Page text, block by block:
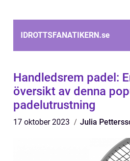
IDROTTSFANATIKERN.se
Handledsrem padel:
översikt av denna
padelutrustning
17 oktober 2023 Julia